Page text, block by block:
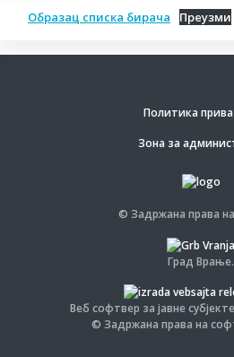
Образац списка бирача Преузми
Политика
Зона за
© Задржана права
Град Врање.
Веб софтвер за јавне
© Задржана права на